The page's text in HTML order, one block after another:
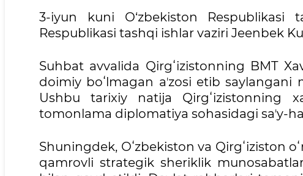
3-iyun kuni O‘zbekiston Respublikasi
Respublikasi tashqi ishlar vaziri Jeenbek
Suhbat avvalida Qirgʻizistonning BMT
doimiy boʻlmagan aʼzosi etib
Ushbu tarixiy natija Qirgʻizistonning
tomonlama diplomatiya sohasidagi saʼy-
Shuningdek, Oʻzbekiston va Qirgʻiziston
qamrovli strategik sheriklik